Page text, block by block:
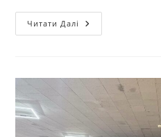
Читати Далі КАФЕДРА
ТЕХНОЛОГІЇ
ВІТАЄ
УЧАСНИКІВ
ПЕРЕМОЖЦІВ
КОНКУРСУ